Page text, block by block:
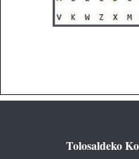
Tolosaldeko